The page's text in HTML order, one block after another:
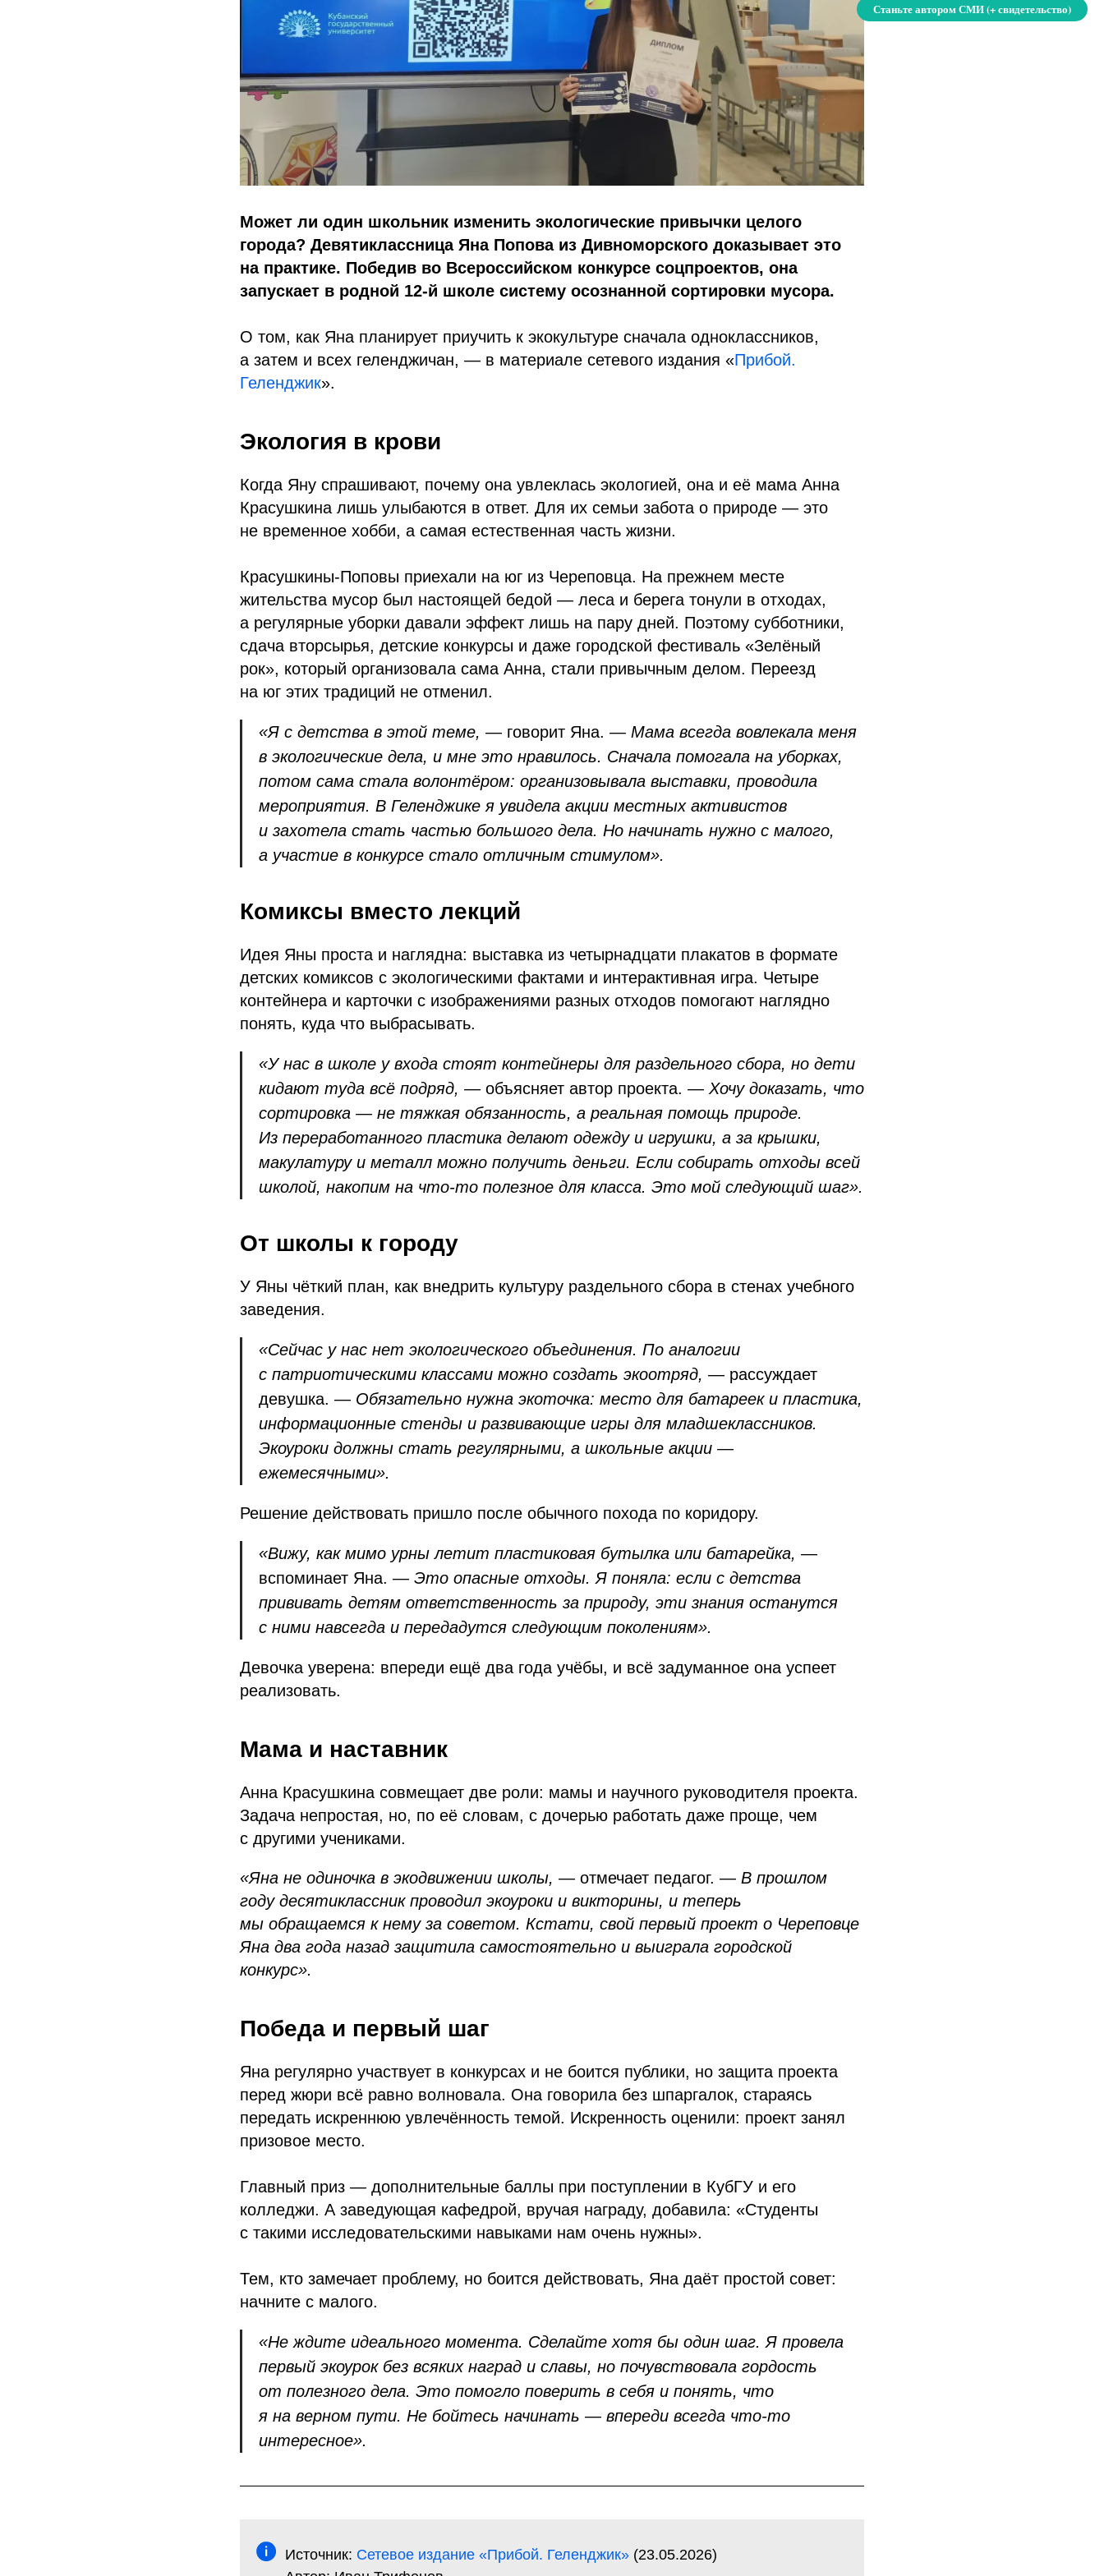
Станьте автором СМИ (+ свидетельство)
Может ли один школьник изменить экологические привычки целого
города? Девятиклассница Яна Попова из Дивноморского доказывает это
на практике. Победив во Всероссийском конкурсе соцпроектов, она
запускает в родной 12-й школе систему осознанной сортировки мусора.
О том, как Яна планирует приучить к экокультуре сначала одноклассников,
а затем и всех геленджичан, — в материале сетевого издания «Прибой.
Геленджик».
Экология в крови
Когда Яну спрашивают, почему она увлеклась экологией, она и её мама Анна
Красушкина лишь улыбаются в ответ. Для их семьи забота о природе — это
не временное хобби, а самая естественная часть жизни.
Красушкины-Поповы приехали на юг из Череповца. На прежнем месте
жительства мусор был настоящей бедой — леса и берега тонули в отходах,
а регулярные уборки давали эффект лишь на пару дней. Поэтому субботники,
сдача вторсырья, детские конкурсы и даже городской фестиваль «Зелёный
рок», который организовала сама Анна, стали привычным делом. Переезд
на юг этих традиций не отменил.
«Я с детства в этой теме, — говорит Яна. — Мама всегда вовлекала меня
в экологические дела, и мне это нравилось. Сначала помогала на уборках,
потом сама стала волонтёром: организовывала выставки, проводила
мероприятия. В Геленджике я увидела акции местных активистов
и захотела стать частью большого дела. Но начинать нужно с малого,
а участие в конкурсе стало отличным стимулом».
Комиксы вместо лекций
Идея Яны проста и наглядна: выставка из четырнадцати плакатов в формате
детских комиксов с экологическими фактами и интерактивная игра. Четыре
контейнера и карточки с изображениями разных отходов помогают наглядно
понять, куда что выбрасывать.
«У нас в школе у входа стоят контейнеры для раздельного сбора, но дети
кидают туда всё подряд, — объясняет автор проекта. — Хочу доказать, что
сортировка — не тяжкая обязанность, а реальная помощь природе.
Из переработанного пластика делают одежду и игрушки, а за крышки,
макулатуру и металл можно получить деньги. Если собирать отходы всей
школой, накопим на что-то полезное для класса. Это мой следующий шаг».
От школы к городу
У Яны чёткий план, как внедрить культуру раздельного сбора в стенах учебного
заведения.
«Сейчас у нас нет экологического объединения. По аналогии
с патриотическими классами можно создать экоотряд, — рассуждает
девушка. — Обязательно нужна экоточка: место для батареек и пластика,
информационные стенды и развивающие игры для младшеклассников.
Экоуроки должны стать регулярными, а школьные акции —
ежемесячными».
Решение действовать пришло после обычного похода по коридору.
«Вижу, как мимо урны летит пластиковая бутылка или батарейка, —
вспоминает Яна. — Это опасные отходы. Я поняла: если с детства
прививать детям ответственность за природу, эти знания останутся
с ними навсегда и передадутся следующим поколениям».
Девочка уверена: впереди ещё два года учёбы, и всё задуманное она успеет
реализовать.
Мама и наставник
Анна Красушкина совмещает две роли: мамы и научного руководителя проекта.
Задача непростая, но, по её словам, с дочерью работать даже проще, чем
с другими учениками.
«Яна не одиночка в экодвижении школы, — отмечает педагог. — В прошлом
году десятиклассник проводил экоуроки и викторины, и теперь
мы обращаемся к нему за советом. Кстати, свой первый проект о Череповце
Яна два года назад защитила самостоятельно и выиграла городской
конкурс».
Победа и первый шаг
Яна регулярно участвует в конкурсах и не боится публики, но защита проекта
перед жюри всё равно волновала. Она говорила без шпаргалок, стараясь
передать искреннюю увлечённость темой. Искренность оценили: проект занял
призовое место.
Главный приз — дополнительные баллы при поступлении в КубГУ и его
колледжи. А заведующая кафедрой, вручая награду, добавила: «Студенты
с такими исследовательскими навыками нам очень нужны».
Тем, кто замечает проблему, но боится действовать, Яна даёт простой совет:
начните с малого.
«Не ждите идеального момента. Сделайте хотя бы один шаг. Я провела
первый экоурок без всяких наград и славы, но почувствовала гордость
от полезного дела. Это помогло поверить в себя и понять, что
я на верном пути. Не бойтесь начинать — впереди всегда что-то
интересное».
Источник: Сетевое издание «Прибой. Геленджик» (23.05.2026)